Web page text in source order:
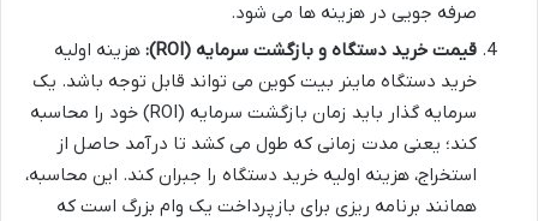
صرفه جویی در هزینه ها می شود.
قیمت خرید دستگاه و بازگشت سرمایه (ROI):
هزینه اولیه
خرید دستگاه ماینر بیت کوین می تواند قابل توجه باشد. یک
سرمایه گذار باید زمان بازگشت سرمایه (ROI) خود را محاسبه
کند؛ یعنی مدت زمانی که طول می کشد تا درآمد حاصل از
استخراج، هزینه اولیه خرید دستگاه را جبران کند. این محاسبه،
همانند برنامه ریزی برای بازپرداخت یک وام بزرگ است که